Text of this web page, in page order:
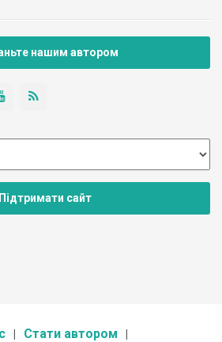
нашим автором
Підтримати сайт
Стати автором